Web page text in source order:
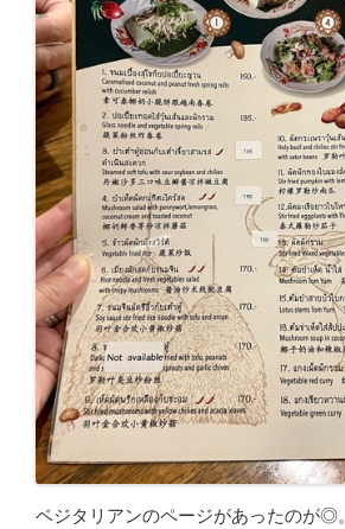
ベジタリアンのページがあったのが◎。